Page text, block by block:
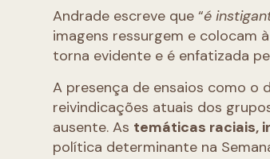
Andrade escreve que “é
imagens ressurgem e colocam
torna evidente e é enfatizada
A presença de ensaios como o
reivindicações atuais dos
ausente. As temáticas raciais,
política determinante na